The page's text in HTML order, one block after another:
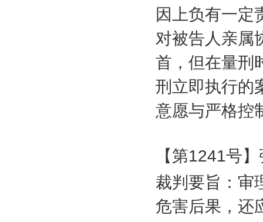
因上负有一定
对被告人亲属
首，但在量刑
刑立即执行的
意愿与严格控
【第1241号】
裁判要旨：审
危害后果，还